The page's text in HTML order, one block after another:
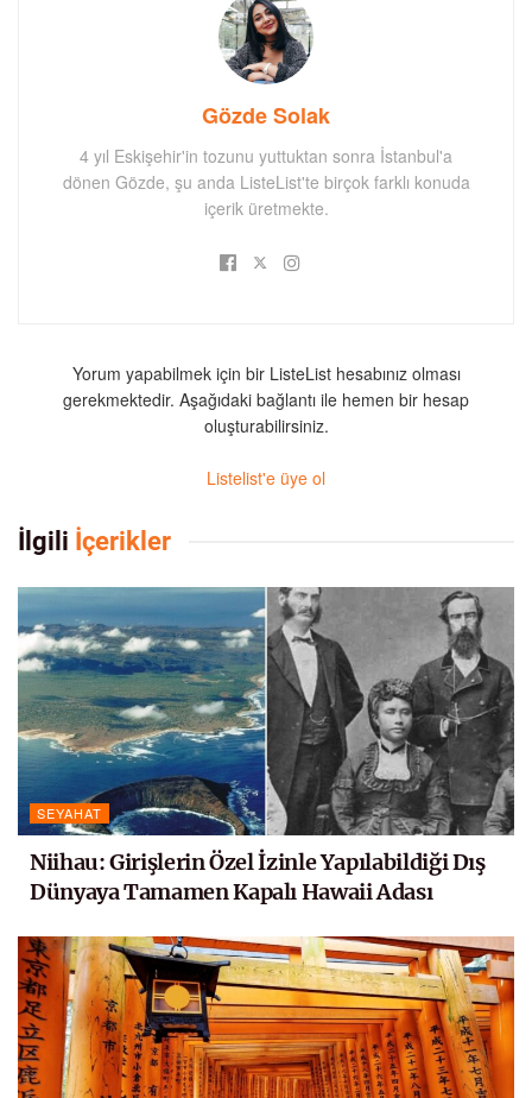
Gözde Solak
4 yıl Eskişehir'in tozunu yuttuktan sonra İstanbul'a
dönen Gözde, şu anda ListeList'te birçok farklı konuda
içerik üretmekte.
Yorum yapabilmek için bir ListeList hesabınız olması
gerekmektedir. Aşağıdaki bağlantı ile hemen bir hesap
oluşturabilirsiniz.
Listelist'e üye ol
İlgili İçerikler
SEYAHAT
Niihau: Girişlerin Özel İzinle Yapılabildiği Dış
Dünyaya Tamamen Kapalı Hawaii Adası